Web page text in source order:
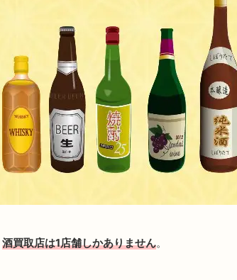
酒買取店は1店舗しかありません。